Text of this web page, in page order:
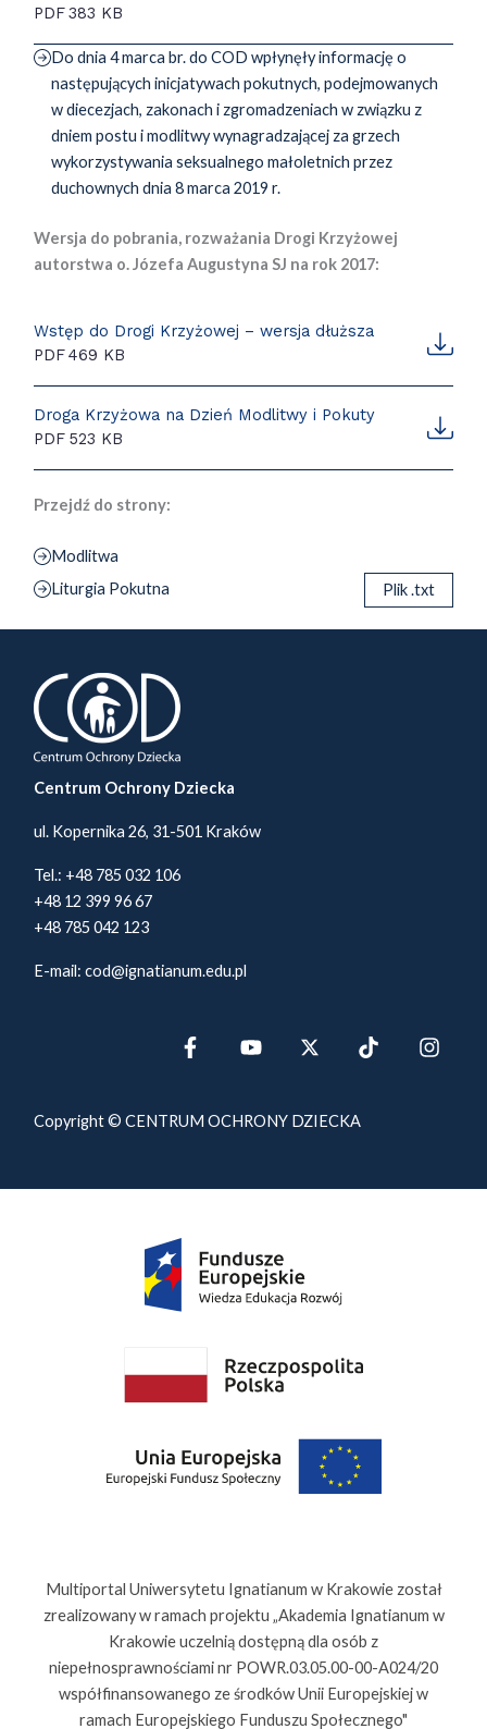
PDF383 KB
Do dnia 4 marca br. do COD wpłynęły informację o
następujących inicjatywach pokutnych, podejmowanych
w diecezjach, zakonach i zgromadzeniach w związku z
dniem postu i modlitwy wynagradzającej za grzech
wykorzystywania seksualnego małoletnich przez
duchownych dnia 8 marca 2019 r.
Wersja do pobrania, rozważania Drogi Krzyżowej
autorstwa o. Józefa Augustyna SJ na rok 2017:
Wstęp do Drogi Krzyżowej – wersja dłuższa
PDF469 KB
Droga Krzyżowa na Dzień Modlitwy i Pokuty
PDF 523 KB
Przejdź do strony:
Modlitwa
Liturgia Pokutna
Plik .txt
Centrum Ochrony Dziecka
ul. Kopernika 26, 31-501 Kraków
Tel.: +48 785 032 106
+48 12 399 96 67
+48 785 042 123
E-mail:cod@ignatianum.edu.pl
Copyright © CENTRUM OCHRONY DZIECKA
Multiportal Uniwersytetu Ignatianum w Krakowie został
zrealizowany w ramach projektu „Akademia Ignatianum w
Krakowie uczelnią dostępną dla osób z
niepełnosprawnościami nr POWR.03.05.00-00-A024/20
współfinansowanego ze środków Unii Europejskiej w
ramach Europejskiego Funduszu Społecznego"